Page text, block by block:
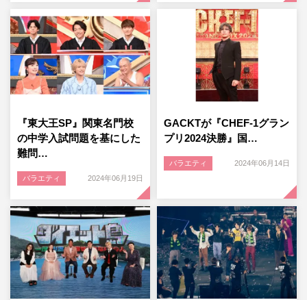
『東大王SP』関東名門校
の中学入試問題を基にした
難問…
バラエティ 2024年06月19日
GACKTが『CHEF-1グラン
プリ2024決勝』国…
バラエティ 2024年06月14日